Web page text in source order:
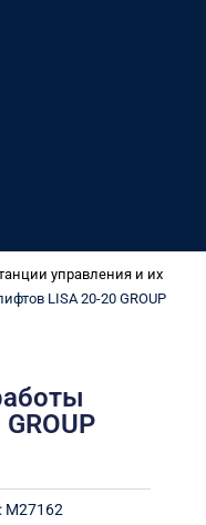
управления и их
LISA 20-20 GROUP
M27162